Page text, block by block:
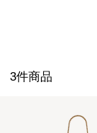
3件商品